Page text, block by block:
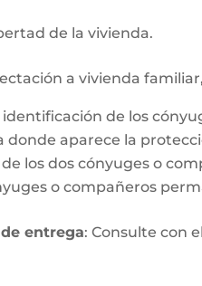
de la vivienda.
a vivienda
de los
donde aparece la
los dos cónyuges o
o compañeros
entrega: Consulte con